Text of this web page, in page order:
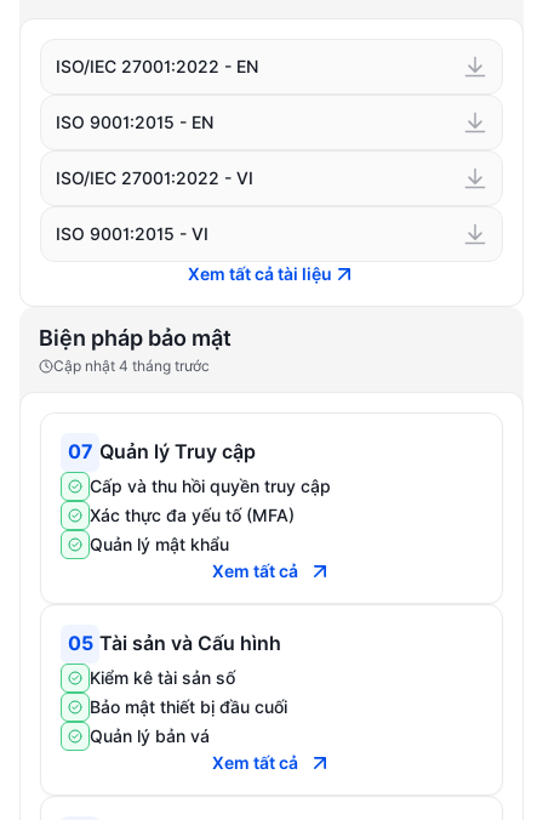
ISO/IEC 27001:2022 - EN
ISO 9001:2015 - EN
ISO/IEC 27001:2022 - VI
ISO 9001:2015 - VI
Xem tất cả tài liệu
Biện pháp bảo mật
Cập nhật 4 tháng trước
07 Quản lý Truy cập
Cấp và thu hồi quyền truy cập
Xác thực đa yếu tố (MFA)
Quản lý mật khẩu
Xem tất cả
05 Tài sản và Cấu hình
Kiểm kê tài sản số
Bảo mật thiết bị đầu cuối
Quản lý bản vá
Xem tất cả